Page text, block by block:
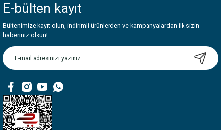
Görüş ve önerileriniz için teşekkür ederiz.
Ürün resmi kalitesiz, bozuk veya görüntülenemiyor.
Ürün açıklamasında eksik bilgiler bulunuyor.
Ürün bilgilerinde hatalar bulunuyor.
Bu ürüne benzer farklı alternatifler olmalı.
E-bülten kayıt
Bültenimize kayıt olun, indirimli ürünlerden ve kampanyalardan ilk sizin
haberiniz olsun!